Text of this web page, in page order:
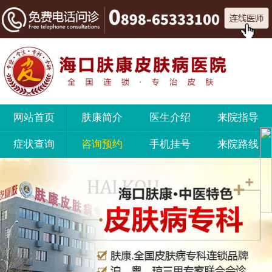
网站首页 肤康简介 医生介绍 来院指导
症状查询 咨询预约 手机挂号 来院路线